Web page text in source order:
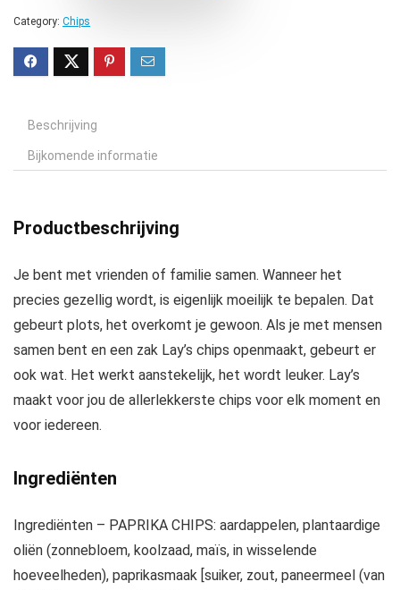
Category: Chips
Beschrijving
Bijkomende informatie
Productbeschrijving
Je bent met vrienden of familie samen. Wanneer het
precies gezellig wordt, is eigenlijk moeilijk te bepalen. Dat
gebeurt plots, het overkomt je gewoon. Als je met mensen
samen bent en een zak Lay’s chips openmaakt, gebeurt er
ook wat. Het werkt aanstekelijk, het wordt leuker. Lay’s
maakt voor jou de allerlekkerste chips voor elk moment en
voor iedereen.
Ingrediënten
Ingrediënten – PAPRIKA CHIPS: aardappelen, plantaardige
oliën (zonnebloem, koolzaad, maïs, in wisselende
hoeveelheden), paprikasmaak [suiker, zout, paneermeel (van